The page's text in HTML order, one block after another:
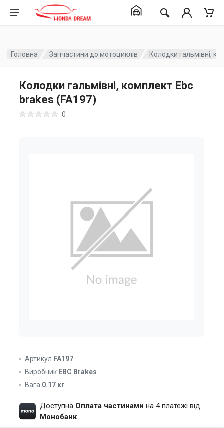
Головна Запчастини до мотоциклів Колодки гальмівні,
Колодки гальмівні, комплект Ebc
brakes (FA197)
0
Артикул FA197
Виробник EBC Brakes
Вага 0.17 кг
Доступна Оплата частинами на 4 платежі від
Монобанк